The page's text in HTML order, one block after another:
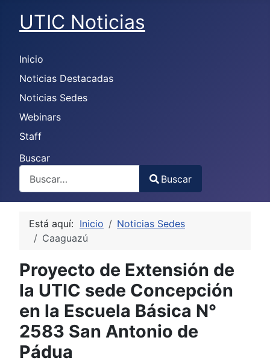
UTIC Noticias
Inicio
Noticias Destacadas
Noticias Sedes
Webinars
Staff
Buscar
Type 2 or more characters for results.
Buscar
Está aquí: Inicio
Noticias Sedes
Caaguazú
Proyecto de Extensión de
la UTIC sede Concepción
en la Escuela Básica N°
2583 San Antonio de
Pádua